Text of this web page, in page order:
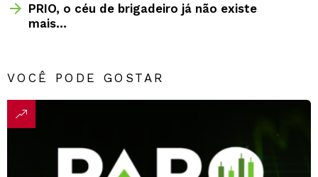
PRIO, o céu de brigadeiro já não existe
mais…
VOCÊ PODE GOSTAR